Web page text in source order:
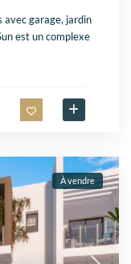
avec garage, jardin
est un complexe
À vendre